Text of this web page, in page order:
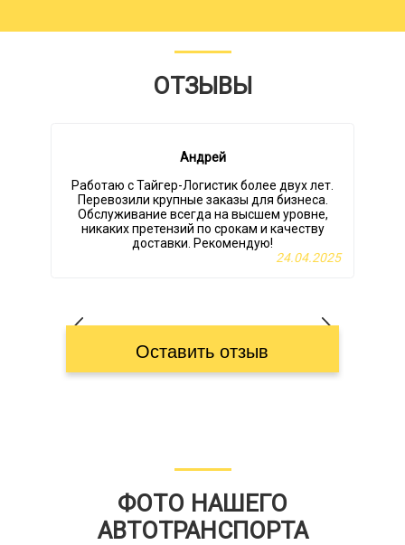
ОТЗЫВЫ
Андрей
Работаю с Тайгер-Логистик более двух лет.
Перевозили крупные заказы для бизнеса.
Обслуживание всегда на высшем уровне,
никаких претензий по срокам и качеству
доставки. Рекомендую!
24.04.2025
Оставить отзыв
ФОТО НАШЕГО
АВТОТРАНСПОРТА